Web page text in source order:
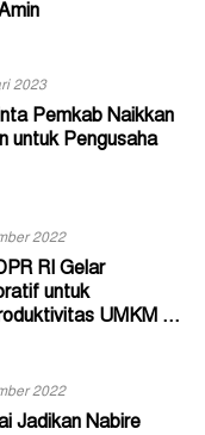
2023
Pemkab Naikkan
untuk Pengusaha
2022
RI Gelar
untuk
UMKM di
2022
Jadikan Nabire